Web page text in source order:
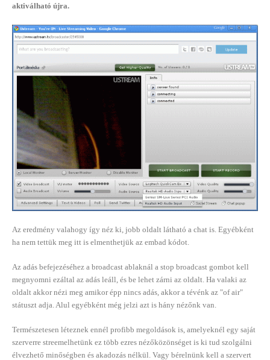
aktiválható újra.
Az eredmény valahogy így néz ki, jobb oldalt látható a chat is. Egyébként
ha nem tettük meg itt is elmenthetjük az embad kódot.
Az adás befejezéséhez a broadcast ablaknál a stop broadcast gombot kell
megnyomni ezáltal az adás leáll, és be lehet zárni az oldalt. Ha valaki az
oldalt akkor nézi meg amikor épp nincs adás, akkor a tévénk az "of air"
státuszt adja. Alul egyébként még jelzi azt is hány nézőnk van.
Természetesen léteznek ennél profibb megoldások is, amelyeknél egy saját
szerverre streemelhetünk ez több ezres nézőközönséget is ki tud szolgálni
élvezhető minőségben és akadozás nélkül. Vagy bérelnünk kell a szervert